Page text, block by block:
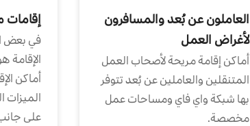
العاملون عن بُعد والمسافرون
لأغراض العمل
أماكن إقامة مريحة لأصحاب العمل
المتنقلين والعاملين عن بُعد تتوفر
بها شبكة واي فاي ومساحات عمل
مخصصة.
إقامات
في بعض
الإقامة
أماكن
الميزات
على